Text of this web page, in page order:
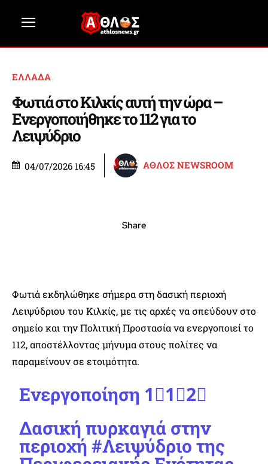
ΕΛΛΑΔΑ
Φωτιά στο Κιλκίς αυτή την ώρα –
Ενεργοποιήθηκε το 112 για το
Λειψύδριο
04/07/2026 16:45 ΑΘΛΟΣ NEWSROOM
Share
Φωτιά εκδηλώθηκε σήμερα στη δασική περιοχή
Λειψύδριου του Κιλκίς, με τις αρχές να σπεύδουν στο
σημείο και την Πολιτική Προστασία να ενεργοποιεί το
112, αποστέλλοντας μήνυμα στους πολίτες να
παραμείνουν σε ετοιμότητα.
Ενεργοποίηση 1⃣1⃣2⃣
Δασική πυρκαγιά στην
περιοχή#Λειψύδριο της